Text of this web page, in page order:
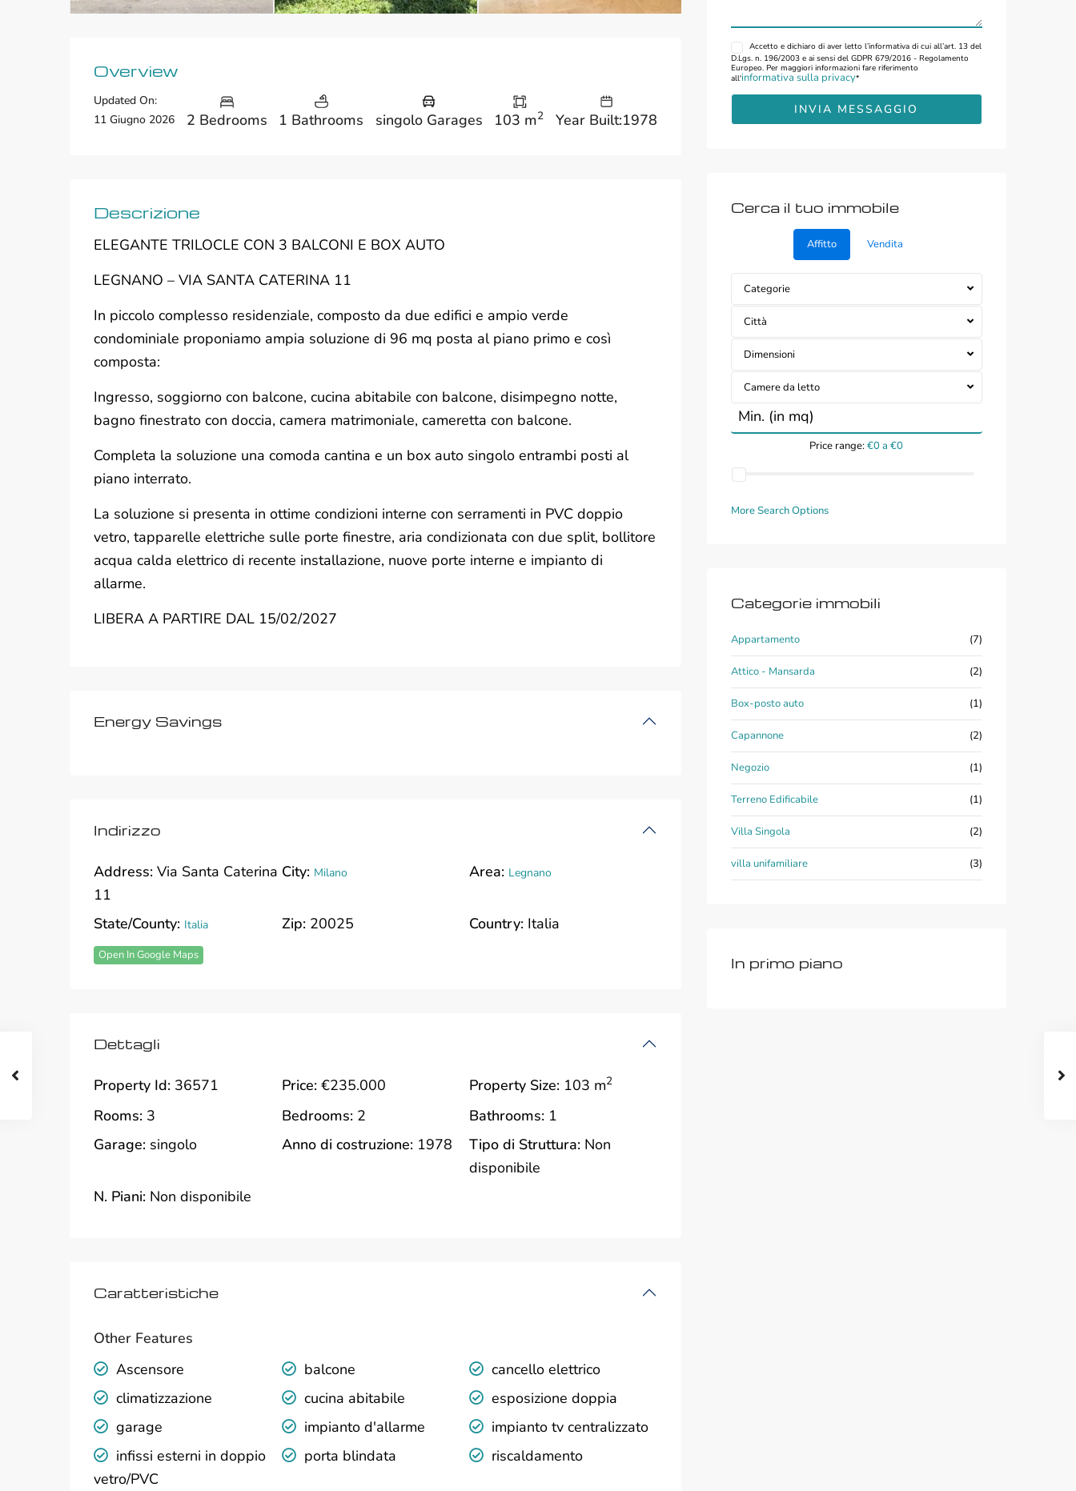
Overview
Updated On:
11 Giugno 2026
2 Bedrooms 1 Bathrooms singolo Garages 103 m2 Year Built:1978
Descrizione
ELEGANTE TRILOCLE CON 3 BALCONI E BOX AUTO
LEGNANO – VIA SANTA CATERINA 11
In piccolo complesso residenziale, composto da due edifici e ampio verde
condominiale proponiamo ampia soluzione di 96 mq posta al piano primo e così
composta:
Ingresso, soggiorno con balcone, cucina abitabile con balcone, disimpegno notte,
bagno finestrato con doccia, camera matrimoniale, cameretta con balcone.
Completa la soluzione una comoda cantina e un box auto singolo entrambi posti al
piano interrato.
La soluzione si presenta in ottime condizioni interne con serramenti in PVC doppio
vetro, tapparelle elettriche sulle porte finestre, aria condizionata con due split, bollitore
acqua calda elettrico di recente installazione, nuove porte interne e impianto di
allarme.
LIBERA A PARTIRE DAL 15/02/2027
Energy Savings
Indirizzo
Address: Via Santa Caterina
11
City: Milano Area: Legnano
State/County: Italia Zip:20025 Country: Italia
Open In Google Maps
Dettagli
Property Id: 36571 Price:€235.000 Property Size: 103 m2
Rooms: 3 Bedrooms:2 Bathrooms: 1
Garage: singolo Anno di costruzione:1978 Tipo di Struttura: Non
disponibile
N. Piani: Non disponibile
Caratteristiche
Other Features
Ascensore
balcone
cancello elettrico
climatizzazione
cucina abitabile
esposizione doppia
garage
impianto d'allarme
impianto tv centralizzato
infissi esterni in doppio
vetro/PVC
porta blindata riscaldamento
Accetto e dichiaro di aver letto l’informativa di cui all’art. 13 del
D.Lgs. n. 196/2003 e ai sensi del GDPR 679/2016 - Regolamento
Europeo. Per maggiori informazioni fare riferimento
all'informativa sulla privacy*
Cerca il tuo immobile
Affitto Vendita
Categorie
Città
Dimensioni
Camere da letto
Price range:€0 a €0
More Search Options
Categorie immobili
Appartamento (7)
Attico - Mansarda (2)
Box-posto auto (1)
Capannone (2)
Negozio (1)
Terreno Edificabile (1)
Villa Singola (2)
villa unifamiliare (3)
In primo piano